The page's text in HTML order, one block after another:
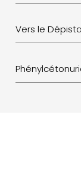
Vers le